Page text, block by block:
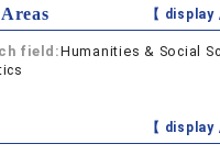
【 display
field:Humanities & Social
【 display